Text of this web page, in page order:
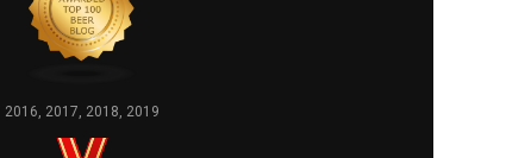
2016, 2017, 2018, 2019